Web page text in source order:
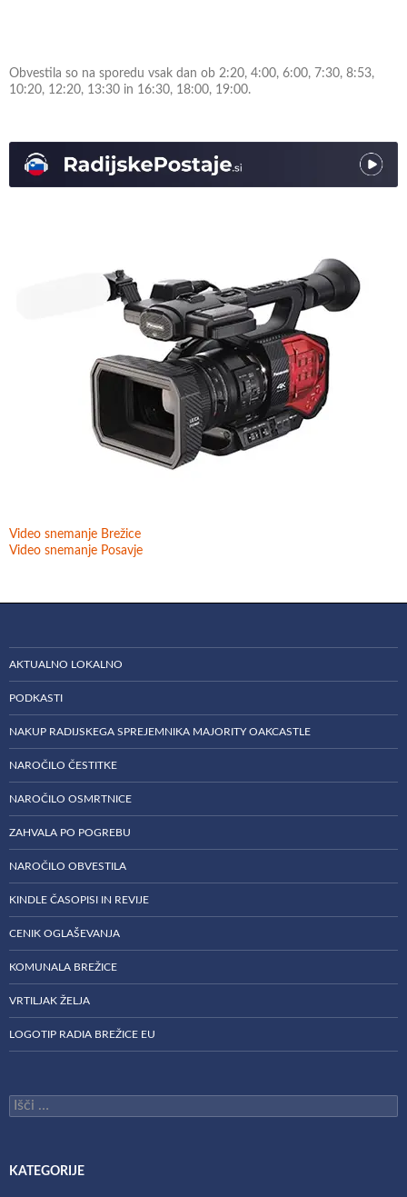
Obvestila so na sporedu vsak dan ob 2:20, 4:00, 6:00, 7:30, 8:53,
10:20, 12:20, 13:30 in 16:30, 18:00, 19:00.
Video snemanje Brežice
Video snemanje Posavje
AKTUALNO LOKALNO
PODKASTI
NAKUP RADIJSKEGA SPREJEMNIKA MAJORITY OAKCASTLE
NAROČILO ČESTITKE
NAROČILO OSMRTNICE
ZAHVALA PO POGREBU
NAROČILO OBVESTILA
KINDLE ČASOPISI IN REVIJE
CENIK OGLAŠEVANJA
KOMUNALA BREŽICE
VRTILJAK ŽELJA
LOGOTIP RADIA BREŽICE EU
Išči:
KATEGORIJE